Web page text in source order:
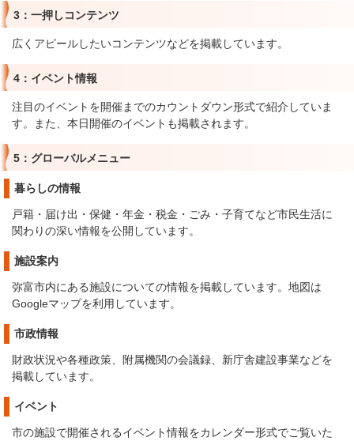
3：一押しコンテンツ
広くアピールしたいコンテンツなどを掲載しています。
4：イベント情報
注目のイベントを開催までのカウントダウン形式で紹介していま
す。また、本日開催のイベントも掲載されます。
5：グローバルメニュー
暮らしの情報
戸籍・届け出・保健・年金・税金・ごみ・子育てなど市民生活に
関わりの深い情報を公開しています。
施設案内
弥富市内にある施設についての情報を掲載しています。地図は
Googleマップを利用しています。
市政情報
財政状況や各種政策、附属機関の会議録、新庁舎建設事業などを
掲載しています。
イベント
市の施設で開催されるイベント情報をカレンダー形式でご覧いた